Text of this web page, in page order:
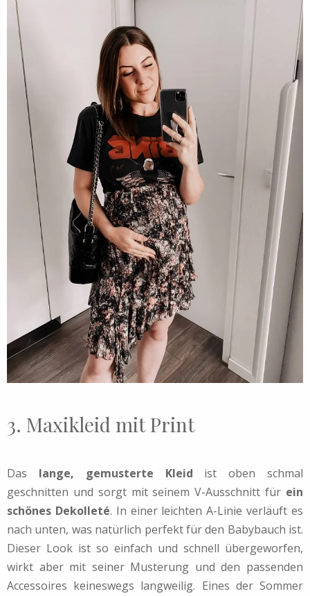
3. Maxikleid mit Print
Das lange, gemusterte Kleid ist oben schmal
geschnitten und sorgt mit seinem V-Ausschnitt für ein
schönes Dekolleté. In einer leichten A-Linie verläuft es
nach unten, was natürlich perfekt für den Babybauch ist.
Dieser Look ist so einfach und schnell übergeworfen,
wirkt aber mit seiner Musterung und den passenden
Accessoires keineswegs langweilig. Eines der Sommer